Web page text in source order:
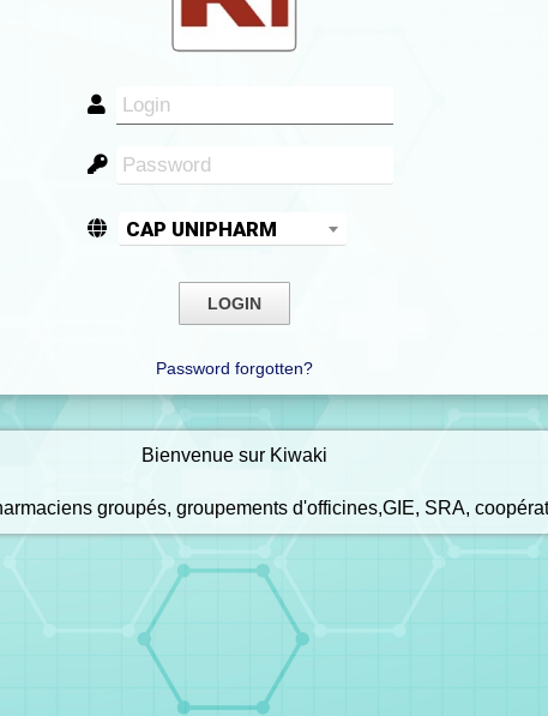
CAP UNIPHARM
Password forgotten?
Bienvenue sur Kiwaki
groupés, groupements d'officines,GIE, SRA,